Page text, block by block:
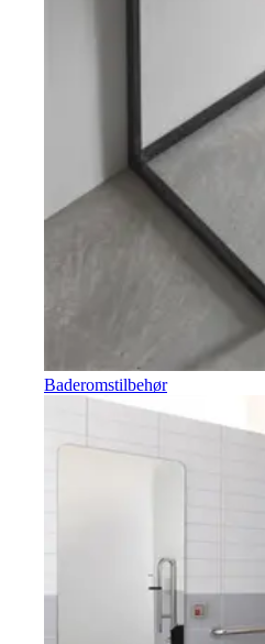
Baderomstilbehør